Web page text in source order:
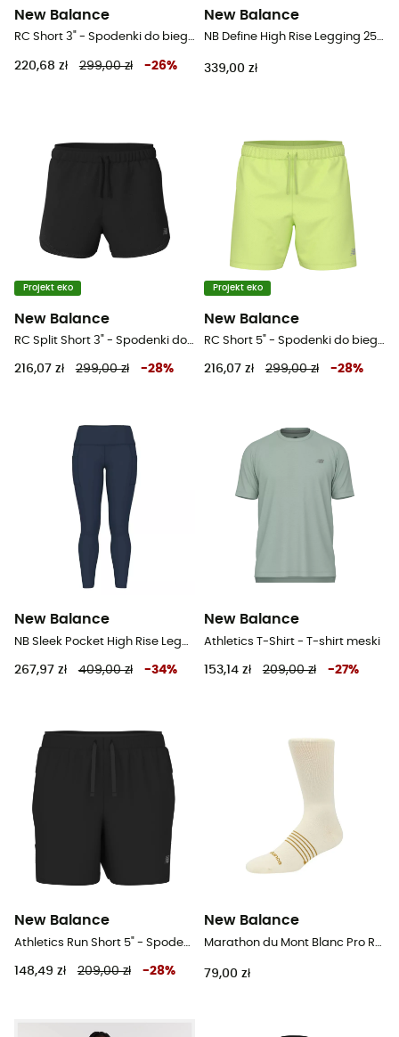
New Balance
RC Short 3" - Spodenki do biegania damskie
220,68 zł 299,00 zł -26%
New Balance
NB Define High Rise Legging 25" - Legginsy do biegania damskie
339,00 zł
Projekt eko
New Balance
RC Split Short 3" - Spodenki do biegania męskie
216,07 zł 299,00 zł -28%
Projekt eko
New Balance
RC Short 5" - Spodenki do biegania męskie
216,07 zł 299,00 zł -28%
New Balance
NB Sleek Pocket High Rise Legging 27" - Legginsy do biegania damskie
267,97 zł 409,00 zł -34%
New Balance
Athletics T-Shirt - T-shirt meski
153,14 zł 209,00 zł -27%
New Balance
Athletics Run Short 5" - Spodenki do biegania męskie
148,49 zł 209,00 zł -28%
New Balance
Marathon du Mont Blanc Pro Run - Skarpety do biegania
79,00 zł